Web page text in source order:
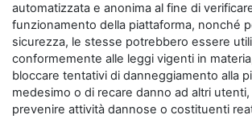
automatizzata e anonima al fine di
funzionamento della piattaforma, nonché
sicurezza, le stesse potrebbero essere
conformemente alle leggi vigenti in
bloccare tentativi di danneggiamento alla
medesimo o di recare danno ad altri
prevenire attività dannose o costituenti